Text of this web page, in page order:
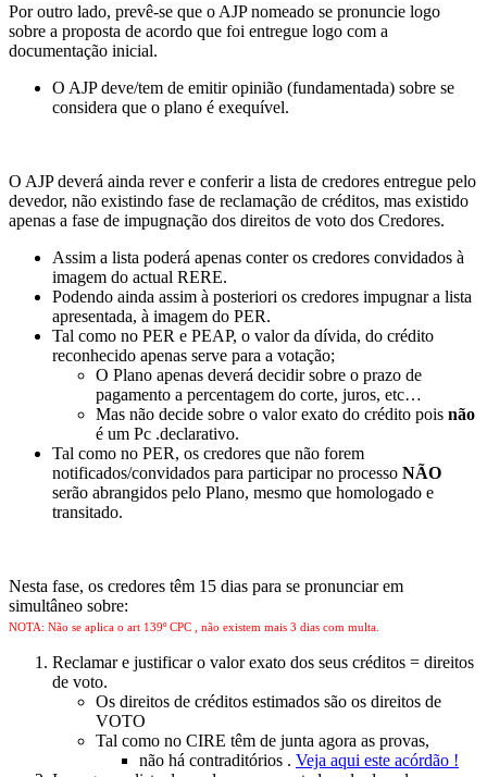
Por outro lado, prevê-se que o AJP nomeado se pronuncie logo
sobre a proposta de acordo que foi entregue logo com a
documentação inicial.
O AJP deve/tem de emitir opinião (fundamentada) sobre se
considera que o plano é exequível.
O AJP deverá ainda rever e conferir a lista de credores entregue pelo
devedor, não existindo fase de reclamação de créditos, mas existido
apenas a fase de impugnação dos direitos de voto dos Credores.
Assim a lista poderá apenas conter os credores convidados à
imagem do actual RERE.
Podendo ainda assim à posteriori os credores impugnar a lista
apresentada, à imagem do PER.
Tal como no PER e PEAP, o valor da dívida, do crédito
reconhecido apenas serve para a votação;
O Plano apenas deverá decidir sobre o prazo de
pagamento a percentagem do corte, juros, etc…
Mas não decide sobre o valor exato do crédito pois não
é um Pc .declarativo.
Tal como no PER, os credores que não forem
notificados/convidados para participar no processo NÃO
serão abrangidos pelo Plano, mesmo que homologado e
transitado.
Nesta fase, os credores têm 15 dias para se pronunciar em
simultâneo sobre:
NOTA: Não se aplica o art 139º CPC , não existem mais 3 dias com multa.
Reclamar e justificar o valor exato dos seus créditos = direitos
de voto.
Os direitos de créditos estimados são os direitos de
VOTO
Tal como no CIRE têm de junta agora as provas,
não há contraditórios . Veja aqui este acórdão !